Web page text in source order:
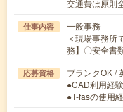
交通費は原則
仕事内容
一般事務
＜現場事務所
務】〇安全書
応募資格
ブランクOK /
●CAD利用経
●T-fasの使用